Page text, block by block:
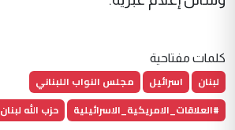
كلمات مفتاحية
لبنان اسرائيل
مجلس النواب اللبناني
#العلاقات_الامريكية_الاسرائيلية
حزب الله لبنان